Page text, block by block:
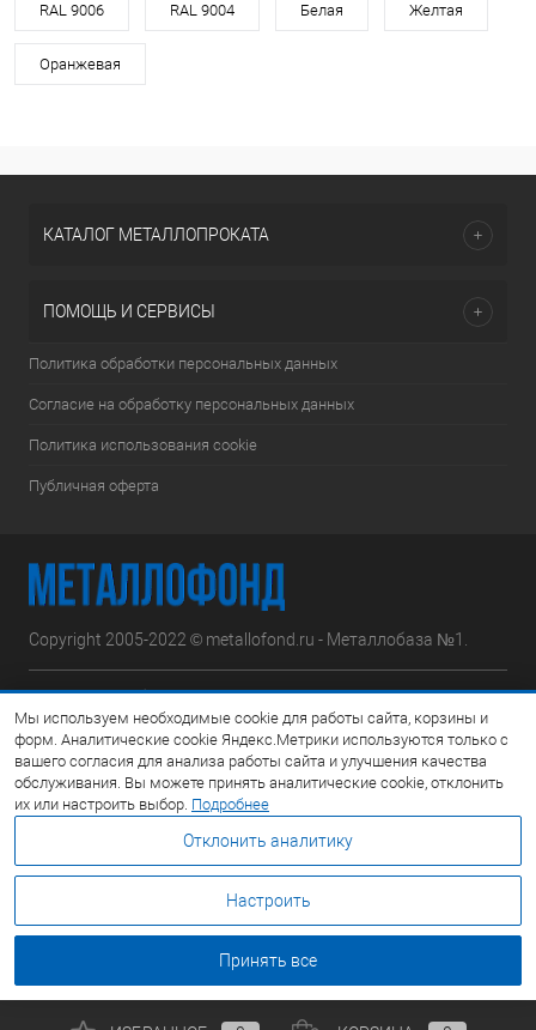
RAL 9006 RAL 9004 Белая Желтая
Оранжевая
КАТАЛОГ МЕТАЛЛОПРОКАТА
ПОМОЩЬ И СЕРВИСЫ
Политика обработки персональных данных
Согласие на обработку персональных данных
Политика использования cookie
Публичная оферта
Copyright 2005-2022 © metallofond.ru - Металлобаза №1.
Московская область, Ступинский р-н, д.Сотниково,
ул.Железнодорожная, вл.30
Посмотреть на карте
8 (495) 308-42-78
Email:info@metallofond.ru
Мы используем необходимые cookie для работы сайта, корзины и
форм. Аналитические cookie Яндекс.Метрики используются только с
вашего согласия для анализа работы сайта и улучшения качества
обслуживания. Вы можете принять аналитические cookie, отклонить
их или настроить выбор. Подробнее
Отклонить аналитику
Настроить
Принять все